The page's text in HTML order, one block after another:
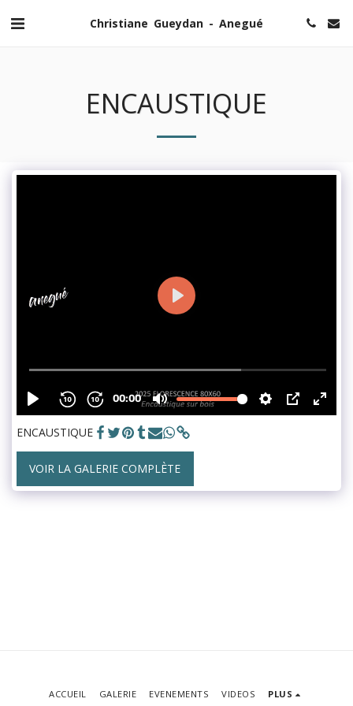
Christiane Gueydan - Anegué
ENCAUSTIQUE
ENCAUSTIQUE
VOIR LA GALERIE COMPLÈTE
ACCUEIL GALERIE EVENEMENTS VIDEOS PLUS